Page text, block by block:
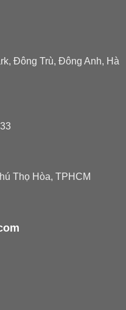
Đông Trù, Đông Anh, Hà
Thọ Hòa, TPHCM